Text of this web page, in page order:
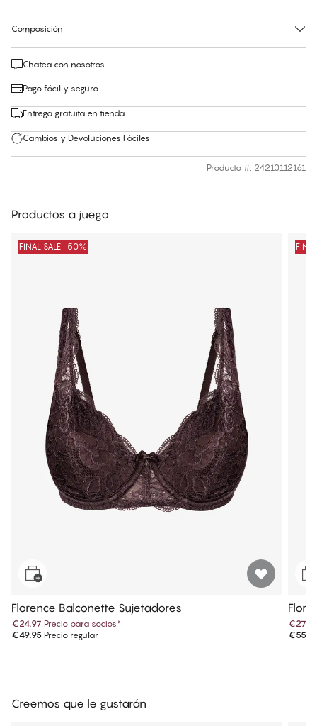
Composición
Chatea con nosotros
Pago fácil y seguro
Entrega gratuita en tienda
Cambios y Devoluciones Fáciles
Producto #: 24210112161
Productos a juego
FINAL SALE -50%
Florence Balconette Sujetadores
€24.97 Precio para socios*
€49.95 Precio regular
Creemos que le gustarán